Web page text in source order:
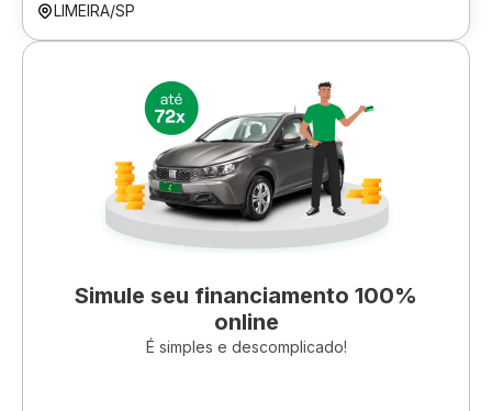
LIMEIRA/SP
Simule seu financiamento 100%
online
É simples e descomplicado!